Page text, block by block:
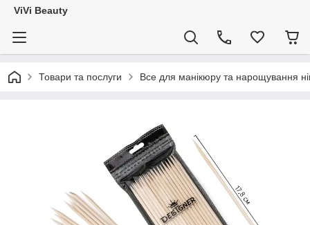
ViVi Beauty
Товари та послуги Все для манікюру та нарощування